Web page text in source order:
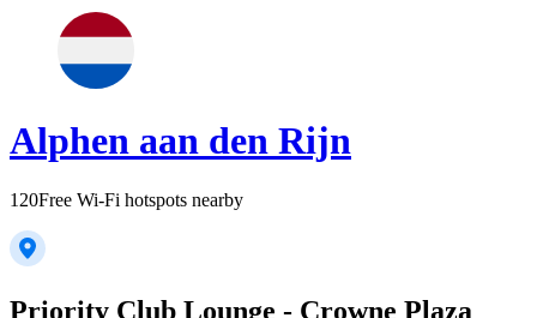
Alphen aan den Rijn
120Free Wi-Fi hotspots nearby
Priority Club Lounge - Crowne Plaza